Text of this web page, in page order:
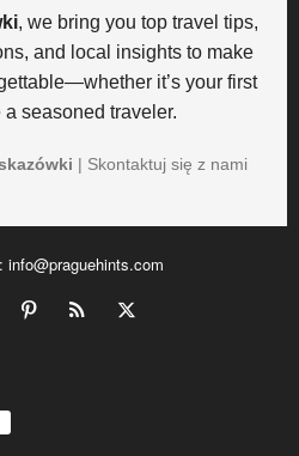
, we bring you top travel tips,
and local insights to make
it’s your first
a seasoned traveler.
| Skontaktuj się z nami
info@praguehints.com